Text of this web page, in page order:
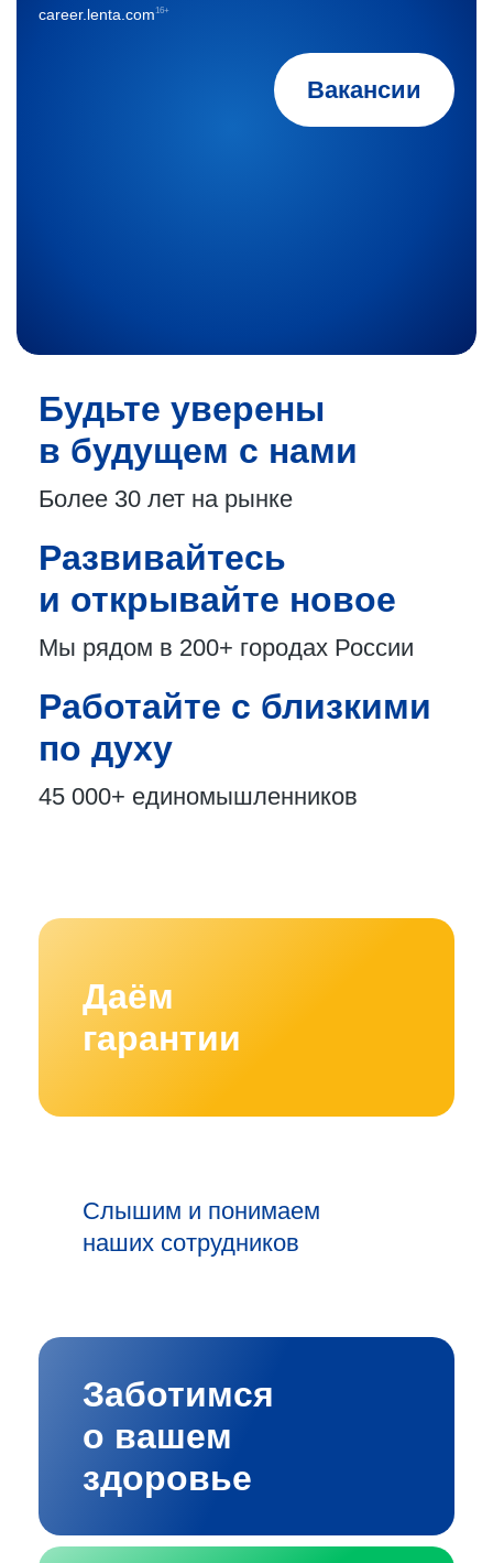
Вакансии
career.lenta.com16+
Будьте уверены
в будущем с нами
Более 30 лет на рынке
Развивайтесь
и открывайте новое
Мы рядом в 200+ городах России
Работайте с близкими
по духу
45 000+ единомышленников
Даём
гарантии
Слышим и понимаем
наших сотрудников
Заботимся
о вашем
здоровье